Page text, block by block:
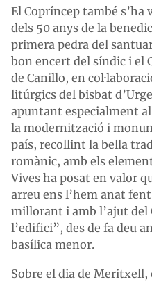
El Copríncep també
dels 50 anys de la
primera pedra del
bon encert del síndic i el
de Canillo, en
litúrgics del bisbat
apuntant especialment
la modernització i
país, recollint la bella
romànic, amb els
Vives ha posat en valor
arreu ens l’hem anat
millorant i amb l’ajut del
l’edifici”, des de fa deu
basílica menor.
Sobre el dia de